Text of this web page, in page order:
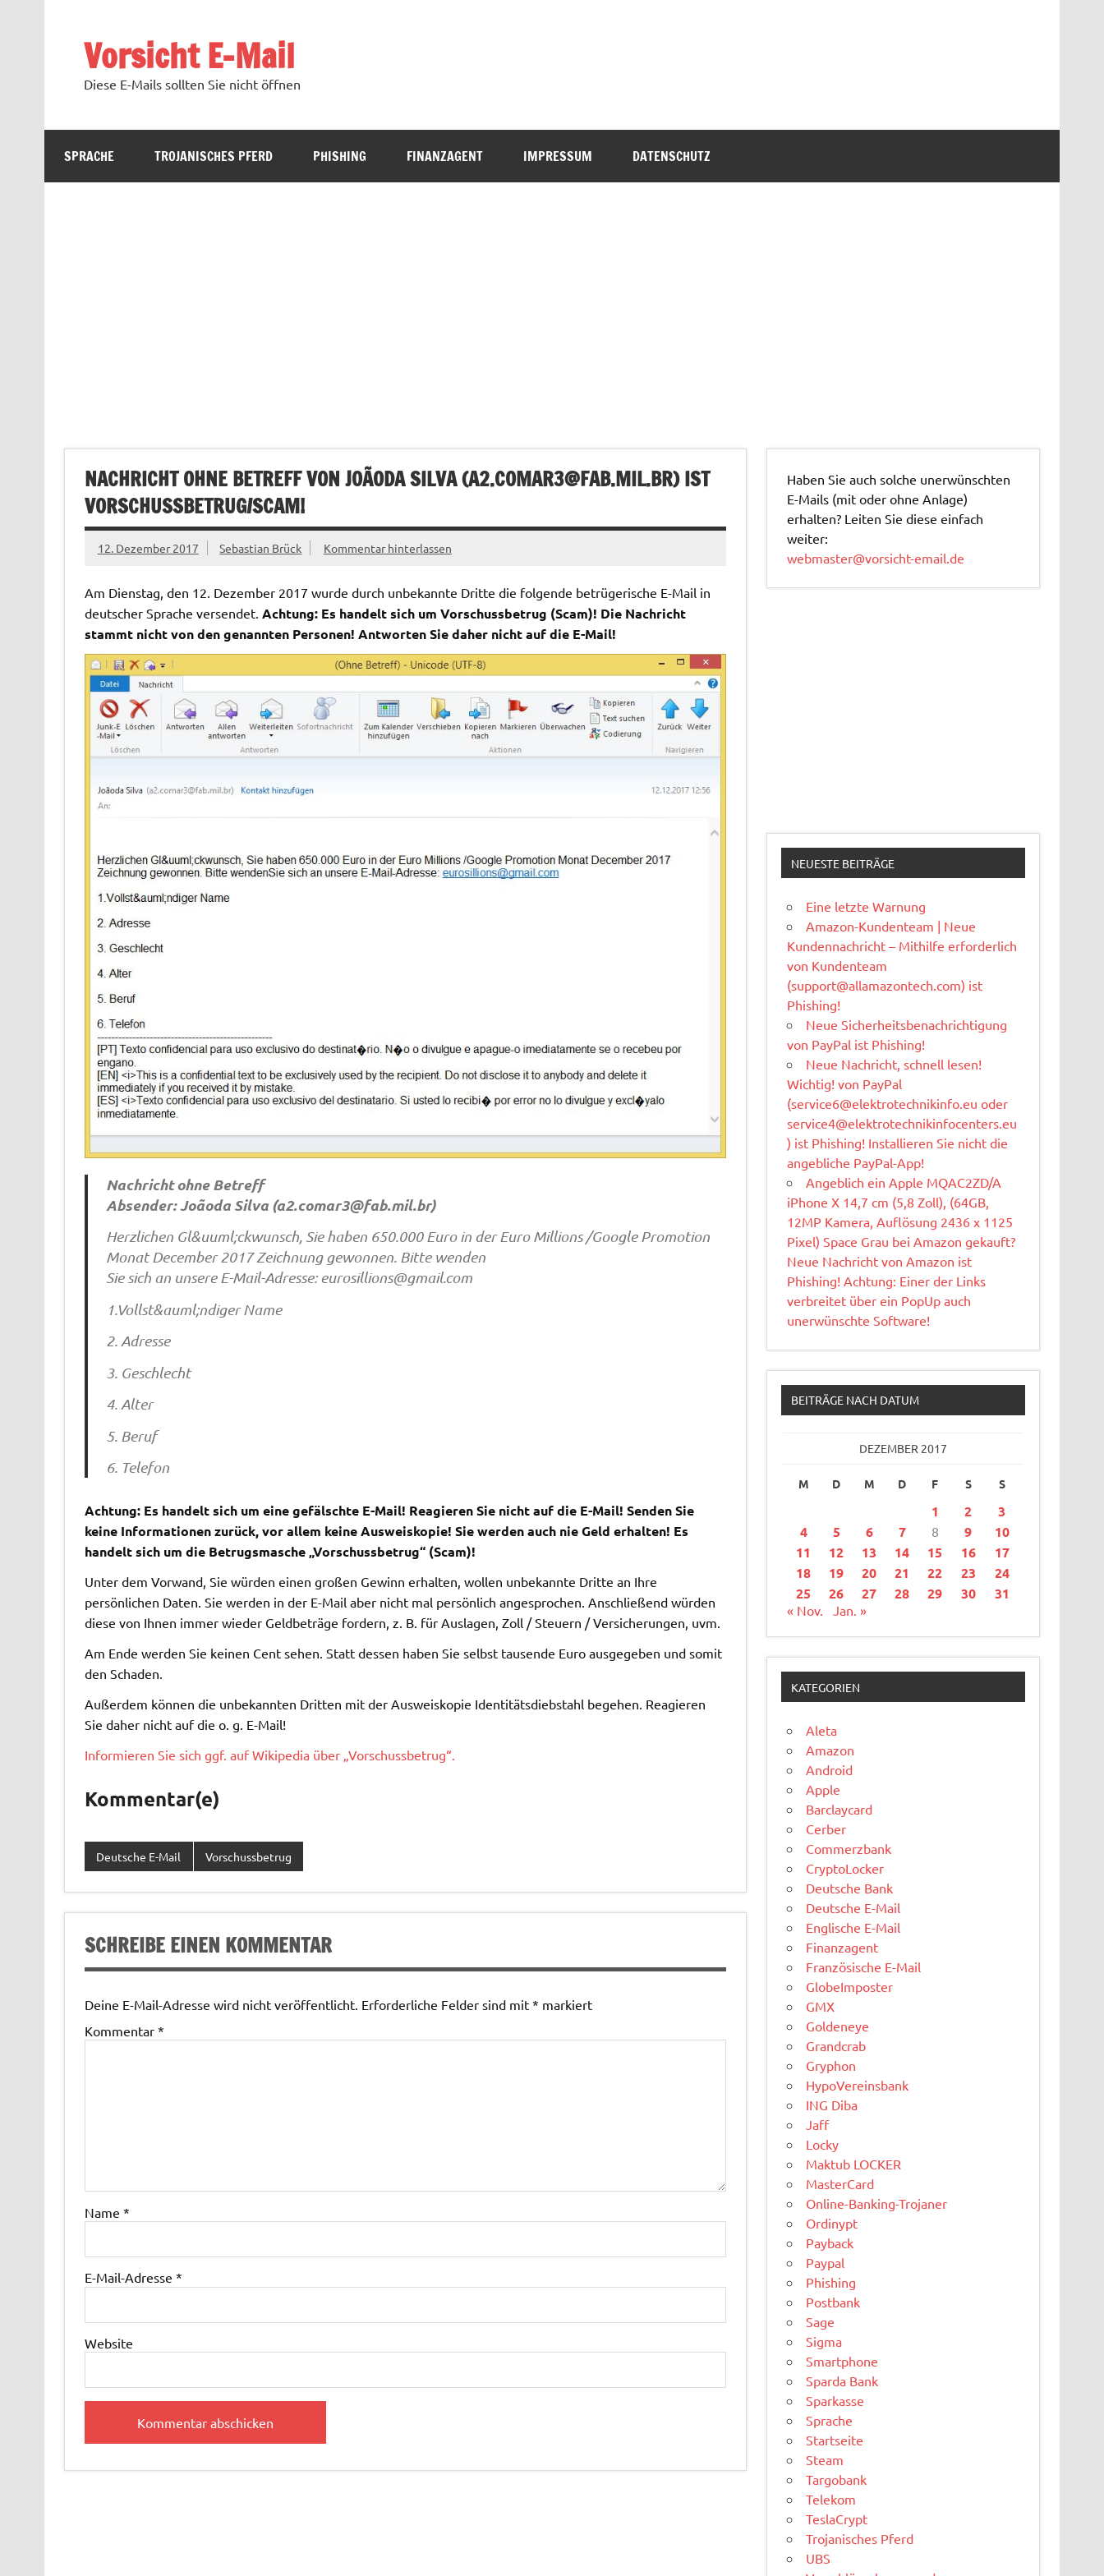
Vorsicht E-Mail
Diese E-Mails sollten Sie nicht öffnen
SPRACHE TROJANISCHES PFERD PHISHING FINANZAGENT IMPRESSUM DATENSCHUTZ
NACHRICHT OHNE BETREFF VON JOÃODA SILVA (A2.COMAR3@FAB.MIL.BR) IST
VORSCHUSSBETRUG/SCAM!
12. Dezember 2017 Sebastian Brück Kommentar hinterlassen
Am Dienstag, den 12. Dezember 2017 wurde durch unbekannte Dritte die folgende betrügerische E-Mail in
deutscher Sprache versendet. Achtung: Es handelt sich um Vorschussbetrug (Scam)! Die Nachricht
stammt nicht von den genannten Personen! Antworten Sie daher nicht auf die E-Mail!
Nachricht ohne Betreff
Absender: Joãoda Silva (a2.comar3@fab.mil.br)
Herzlichen Gl&uuml;ckwunsch, Sie haben 650.000 Euro in der Euro Millions /Google Promotion
Monat December 2017 Zeichnung gewonnen. Bitte wenden
Sie sich an unsere E-Mail-Adresse: eurosillions@gmail.com
1.Vollst&auml;ndiger Name
2. Adresse
3. Geschlecht
4. Alter
5. Beruf
6. Telefon
Achtung: Es handelt sich um eine gefälschte E-Mail! Reagieren Sie nicht auf die E-Mail! Senden Sie
keine Informationen zurück, vor allem keine Ausweiskopie! Sie werden auch nie Geld erhalten! Es
handelt sich um die Betrugsmasche „Vorschussbetrug“ (Scam)!
Unter dem Vorwand, Sie würden einen großen Gewinn erhalten, wollen unbekannte Dritte an Ihre
persönlichen Daten. Sie werden in der E-Mail aber nicht mal persönlich angesprochen. Anschließend würden
diese von Ihnen immer wieder Geldbeträge fordern, z. B. für Auslagen, Zoll / Steuern / Versicherungen, uvm.
Am Ende werden Sie keinen Cent sehen. Statt dessen haben Sie selbst tausende Euro ausgegeben und somit
den Schaden.
Außerdem können die unbekannten Dritten mit der Ausweiskopie Identitätsdiebstahl begehen. Reagieren
Sie daher nicht auf die o. g. E-Mail!
Informieren Sie sich ggf. auf Wikipedia über „Vorschussbetrug“.
Kommentar(e)
Deutsche E-Mail Vorschussbetrug
SCHREIBE EINEN KOMMENTAR
Deine E-Mail-Adresse wird nicht veröffentlicht. Erforderliche Felder sind mit * markiert
Kommentar *
Name *
E-Mail-Adresse *
Website
Haben Sie auch solche unerwünschten
E-Mails (mit oder ohne Anlage)
erhalten? Leiten Sie diese einfach
weiter:
webmaster@vorsicht-email.de
NEUESTE BEITRÄGE
Eine letzte Warnung
Amazon-Kundenteam | Neue
Kundennachricht – Mithilfe erforderlich
von Kundenteam
(support@allamazontech.com) ist
Phishing!
Neue Sicherheitsbenachrichtigung
von PayPal ist Phishing!
Neue Nachricht, schnell lesen!
Wichtig! von PayPal
(service6@elektrotechnikinfo.eu oder
service4@elektrotechnikinfocenters.eu
) ist Phishing! Installieren Sie nicht die
angebliche PayPal-App!
Angeblich ein Apple MQAC2ZD/A
iPhone X 14,7 cm (5,8 Zoll), (64GB,
12MP Kamera, Auflösung 2436 x 1125
Pixel) Space Grau bei Amazon gekauft?
Neue Nachricht von Amazon ist
Phishing! Achtung: Einer der Links
verbreitet über ein PopUp auch
unerwünschte Software!
BEITRÄGE NACH DATUM
DEZEMBER 2017
M D M D F S S
1 2
3
4
5 6 7 8 9
10
11
12 13 14 15 16
17
18
19 20 21 22 23
24
25
26 27 28 29 30 31
« Nov. Jan. »
KATEGORIEN
Aleta
Amazon
Android
Apple
Barclaycard
Cerber
Commerzbank
CryptoLocker
Deutsche Bank
Deutsche E-Mail
Englische E-Mail
Finanzagent
Französische E-Mail
GlobeImposter
GMX
Goldeneye
Grandcrab
Gryphon
HypoVereinsbank
ING Diba
Jaff
Locky
Maktub LOCKER
MasterCard
Online-Banking-Trojaner
Ordinypt
Payback
Paypal
Phishing
Postbank
Sage
Sigma
Smartphone
Sparda Bank
Sparkasse
Sprache
Startseite
Steam
Targobank
Telekom
TeslaCrypt
Trojanisches Pferd
UBS